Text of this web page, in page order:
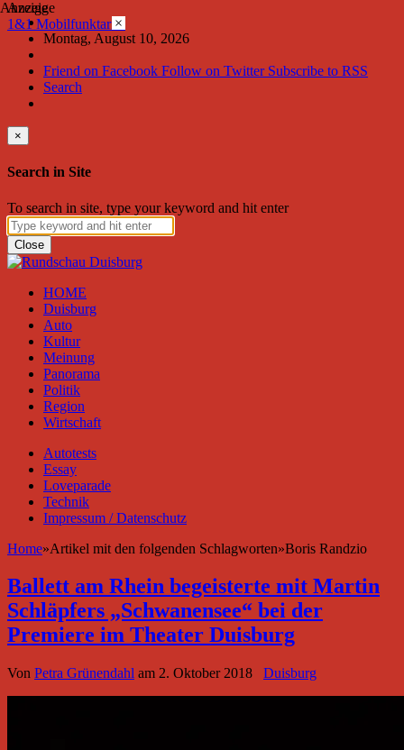
Montag, August 10, 2026
Friend on Facebook Follow on Twitter Subscribe to RSS
Search
×
Search in Site
To search in site, type your keyword and hit enter
Close
HOME
Duisburg
Auto
Kultur
Meinung
Panorama
Politik
Region
Wirtschaft
Autotests
Essay
Loveparade
Technik
Impressum / Datenschutz
Home»Artikel mit den folgenden Schlagworten»Boris Randzio
Ballett am Rhein begeisterte mit Martin
Schläpfers „Schwanensee“ bei der
Premiere im Theater Duisburg
Von Petra Grünendahl am 2. Oktober 2018 Duisburg
Anzeige
×
1&1 Mobilfunktarife
Anzeige